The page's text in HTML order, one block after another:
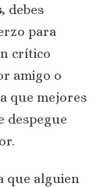
, debes
para
crítico
amigo o
que mejores
despegue
que alguien